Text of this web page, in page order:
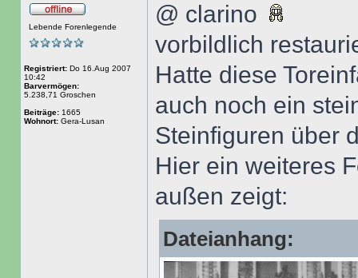
Lebende Forenlegende
Registriert: Do 16.Aug 2007
10:42
Barvermögen:
5.238,71 Groschen
Beiträge: 1665
Wohnort: Gera-Lusan
@ clarino
vorbildlich
Hatte diese
auch noch ein
Steinfiguren über
Hier ein weiteres
außen zeigt:
Dateianhang: